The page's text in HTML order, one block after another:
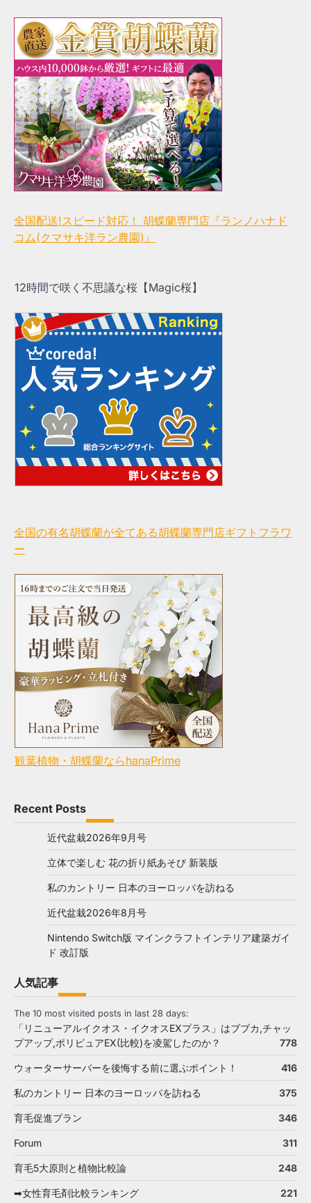
全国配送!スピード対応！ 胡蝶蘭専門店『ランノハナド
コム(クマサキ洋ラン農園)』
12時間で咲く不思議な桜【Magic桜】
全国の有名胡蝶蘭が全てある胡蝶蘭専門店ギフトフラワ
ー
観葉植物・胡蝶蘭ならhanaPrime
Recent Posts
近代盆栽2026年9月号
立体で楽しむ 花の折り紙あそび 新装版
私のカントリー 日本のヨーロッパを訪ねる
近代盆栽2026年8月号
Nintendo Switch版 マインクラフトインテリア建築ガイ
ド 改訂版
人気記事
The 10 most visited posts in last 28 days:
「リニューアルイクオス・イクオスEXプラス」はブブカ,チャッ
プアップ,ポリピュアEX(比較)を凌駕したのか？
778
ウォーターサーバーを後悔する前に選ぶポイント！ 416
私のカントリー 日本のヨーロッパを訪ねる 375
育毛促進プラン 346
Forum 311
育毛5大原則と植物比較論 248
➡女性育毛剤比較ランキング 221